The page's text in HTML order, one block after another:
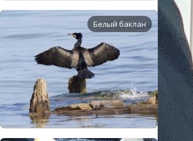
Белый баклан